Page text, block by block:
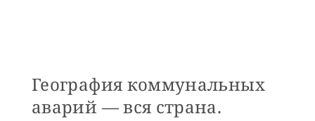
География коммунальных
аварий — вся страна.